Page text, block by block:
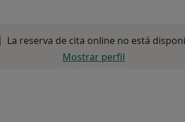
La reserva de cita online no está
Mostrar perfil